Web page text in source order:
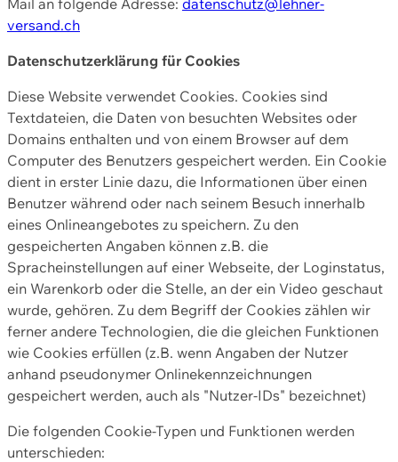
versand.ch
Datenschutzerklärung für Cookies
Diese Website verwendet Cookies. Cookies sind
Textdateien, die Daten von besuchten Websites oder
Domains enthalten und von einem Browser auf dem
Computer des Benutzers gespeichert werden. Ein Cookie
dient in erster Linie dazu, die Informationen über einen
Benutzer während oder nach seinem Besuch innerhalb
eines Onlineangebotes zu speichern. Zu den
gespeicherten Angaben können z.B. die
Spracheinstellungen auf einer Webseite, der Loginstatus,
ein Warenkorb oder die Stelle, an der ein Video geschaut
wurde, gehören. Zu dem Begriff der Cookies zählen wir
ferner andere Technologien, die die gleichen Funktionen
wie Cookies erfüllen (z.B. wenn Angaben der Nutzer
anhand pseudonymer Onlinekennzeichnungen
gespeichert werden, auch als "Nutzer-IDs" bezeichnet)
Die folgenden Cookie-Typen und Funktionen werden
unterschieden: